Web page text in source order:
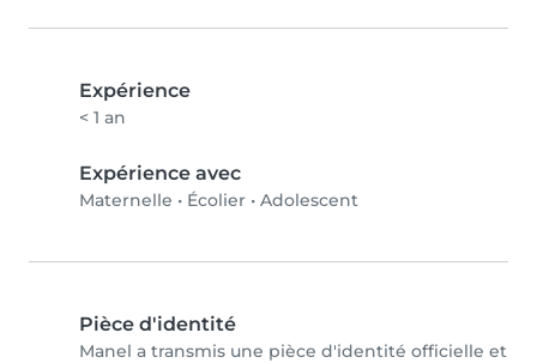
Expérience
< 1 an
Expérience avec
Maternelle • Écolier • Adolescent
Pièce d'identité
Manel a transmis une pièce d'identité officielle et